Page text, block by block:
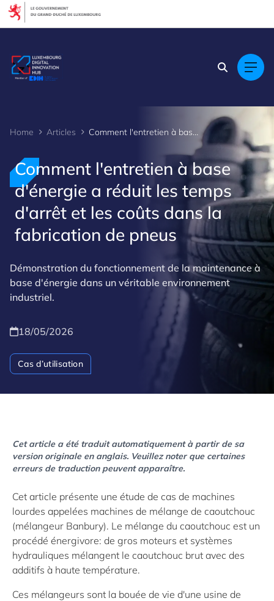
Home Articles Comment l'entretien à base d'énergie a réduit les temps d'arrêt et les coûts dans la fabrication de
Comment l'entretien à base
d'énergie a réduit les temps
d'arrêt et les coûts dans la
fabrication de pneus
Démonstration du fonctionnement de la maintenance à
base d'énergie dans un véritable environnement
industriel.
18/05/2026
Cas d’utilisation
Cet article a été traduit automatiquement à partir de sa
version originale en anglais. Veuillez noter que certaines
erreurs de traduction peuvent apparaître.
Cet article présente une étude de cas de machines
lourdes appelées machines de mélange de caoutchouc
(mélangeur Banbury). Le mélange du caoutchouc est un
procédé énergivore: de gros moteurs et systèmes
hydrauliques mélangent le caoutchouc brut avec des
additifs à haute température.
Ces mélangeurs sont la bouée de vie d'une usine de
Cookies management panel